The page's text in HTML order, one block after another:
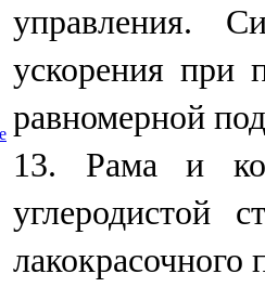
управления.
ускорения при
равномерной
13. Рама и
углеродистой
лакокрасочного